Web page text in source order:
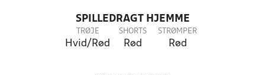
SPILLEDRAGT HJEMME
TRØJE
Hvid/Rød
SHORTS
Rød
STRØMPER
Rød